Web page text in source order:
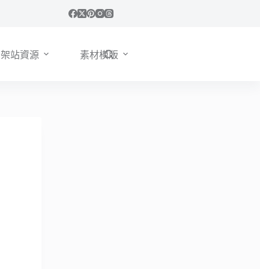
架站資源 素材模版